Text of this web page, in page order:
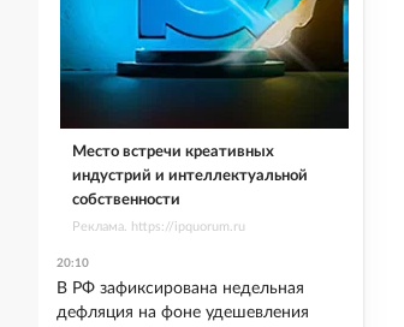
Место встречи креативных
индустрий и интеллектуальной
собственности
Реклама. https://ipquorum.ru
20:10
В РФ зафиксирована недельная
дефляция на фоне удешевления